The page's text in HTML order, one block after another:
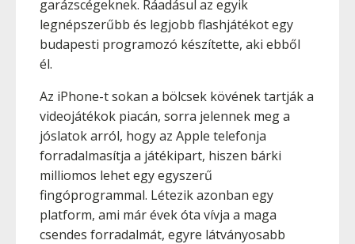
garázscégeknek. Ráadásul az egyik
legnépszerűbb és legjobb flashjátékot egy
budapesti programozó készítette, aki ebből
él.
Az iPhone-t sokan a bölcsek kövének tartják a
videojátékok piacán, sorra jelennek meg a
jóslatok arról, hogy az Apple telefonja
forradalmasítja a játékipart, hiszen bárki
milliomos lehet egy egyszerű
fingóprogrammal. Létezik azonban egy
platform, ami már évek óta vívja a maga
csendes forradalmát, egyre látványosabb